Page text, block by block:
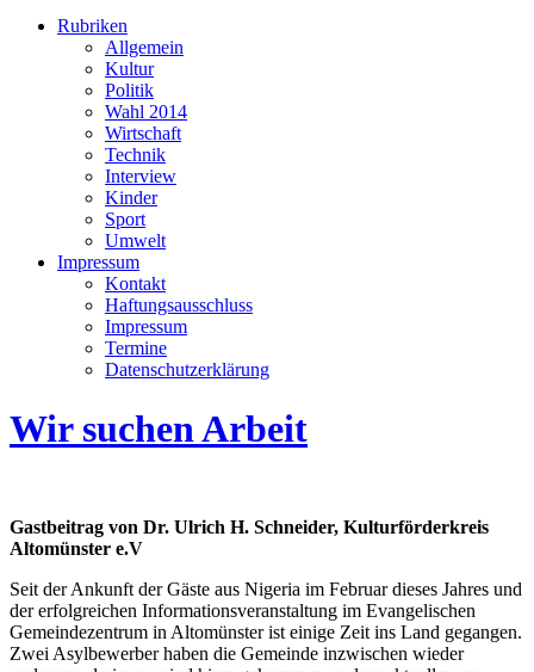
ein-/ausblenden
Rubriken
Allgemein
Kultur
Politik
Wahl 2014
Wirtschaft
Technik
Interview
Kinder
Sport
Umwelt
Impressum
Kontakt
Haftungsausschluss
Impressum
Termine
Datenschutzerklärung
Wir suchen Arbeit
Gastbeitrag von Dr. Ulrich H. Schneider, Kulturförderkreis
Altomünster e.V
Seit der Ankunft der Gäste aus Nigeria im Februar dieses Jahres und
der erfolgreichen Informationsveranstaltung im Evangelischen
Gemeindezentrum in Altomünster ist einige Zeit ins Land gegangen.
Zwei Asylbewerber haben die Gemeinde inzwischen wieder